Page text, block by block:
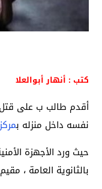
كتب : أنهار أبوالعلا
أقدم طالب ب على
نفسه داخل منزله ب
بالثانوية العامة ،